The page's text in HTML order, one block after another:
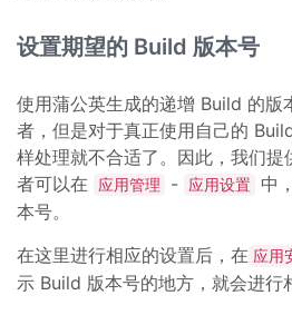
设置期望的 Build 版本号
使用蒲公英生成的递增 Build 的版
者，但是对于真正使用自己的
样处理就不合适了。因此，我们
者可以在
应用管理 - 应用设置
中
本号。
在这里进行相应的设置后，在 应用
示 Build 版本号的地方，就会进行